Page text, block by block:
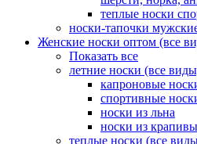
теплые носки
носки-тапочки
Женские носки оптом (все
Показать все
летние носки (все
капроновые
спортивные
носки из льна
носки из крапивы
теплые носки (все